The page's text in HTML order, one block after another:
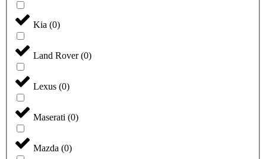
Kia (0)
Land Rover(0)
Lexus (0)
Maserati (0)
Mazda (0)